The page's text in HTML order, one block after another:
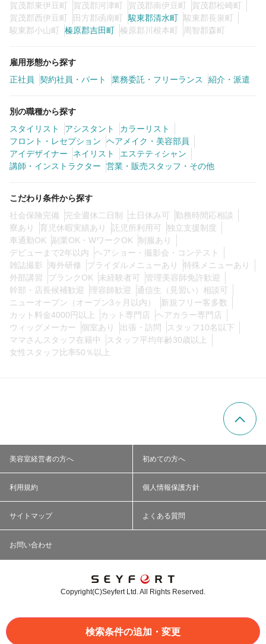
正社員 契約社員・パート
業務委託・フリーランス 紹介・派遣
詳細条件
この条件の求人数 0
賀茂郡東伊豆町
賀茂郡河津町 賀茂郡南伊豆町
賀茂郡松崎町
賀茂郡西伊豆町
田方郡函南町 駿東郡清水町 駿東郡長泉町
駿東郡小山町
榛原郡吉田町 榛原郡川根本町 周智郡森町
雇用形態から探す
正社員
契約社員・パート 業務委託・フリーランス 紹介・派遣
別の職種から探す
スタイリスト
アシスタント
カラーリスト
フロント・レセプション
ヘアメイク・美容部員
アイデザイナー
ネイリスト
エステティシャン
講師・インストラクター
営業・販売スタッフ・その他
こだわり条件から探す
社会保険完備
完全週休二日制 土日休み可
勤務時間応相談
寮あり
育児休暇実績あり 託児所利用可
独立支援制度
車通勤OK
副業OK・WワークOK
制服あり
デビューまで2年以内
ヘアショー・撮影会・コンテスト
雑誌撮影
海外研修 ブライダルメニューあり
特殊メニューあり
外部講習
ブランクOK 未経験者可
管理美容師免許歓迎
幹部・店長候補歓迎
理容師歓迎
通信生（見習い）相談可
ニューオープン（オープン3ヶ月以内）
新規フリー客多数
カット料金4000円以上
カット専門店
ヘアカラー専門店
ウィッグメーカー
個室あり 出張・訪問
スタッフ10名以下
ママさんスタッフ在籍中
スタッフ平均年齢30歳以上
女性スタッフ比率50％以上
検索条件の追加・変更
美容室経営者の方へ 初めての方へ
利用規約 個人情報保護方針
サイトマップ よくある質問
お問い合わせ
Copyright(C)Seyfert Ltd. All Rights Reserved.